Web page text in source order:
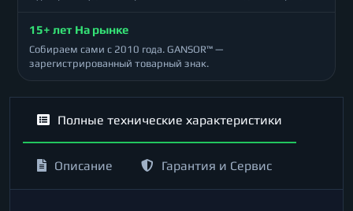
15+ лет На рынке
Собираем сами с 2010 года. GANSOR™ —
зарегистрированный товарный знак.
Полные технические характеристики
Описание Гарантия и Сервис